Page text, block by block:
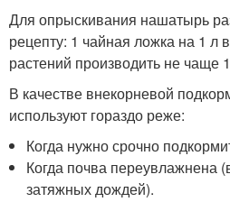
Для опрыскивания нашатырь
рецепту: 1 чайная ложка на 1 л
растений производить не чаще
В качестве внекорневой
используют гораздо реже:
Когда нужно срочно
Когда почва переувлажнена
затяжных дождей).